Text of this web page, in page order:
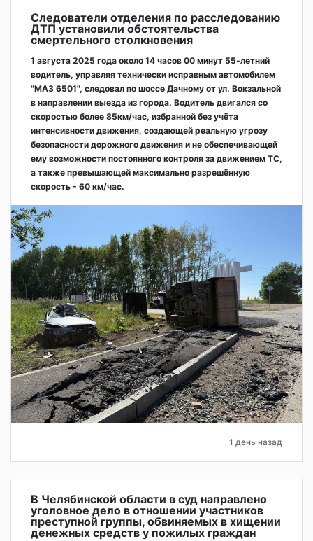
Следователи отделения по расследованию
ДТП установили обстоятельства
смертельного столкновения
1 августа 2025 года около 14 часов 00 минут 55-летний
водитель, управляя технически исправным автомобилем
"МАЗ 6501", следовал по шоссе Дачному от ул. Вокзальной
в направлении выезда из города. Водитель двигался со
скоростью более 85км/час, избранной без учёта
интенсивности движения, создающей реальную угрозу
безопасности дорожного движения и не обеспечивающей
ему возможности постоянного контроля за движением ТС,
а также превышающей максимально разрешённую
скорость - 60 км/час.
1 день назад
В Челябинской области в суд направлено
уголовное дело в отношении участников
преступной группы, обвиняемых в хищении
денежных средств у пожилых граждан